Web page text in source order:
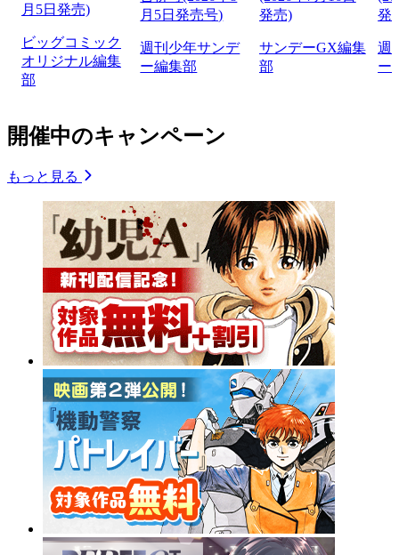
月5日発売)
ビッグコミック
オリジナル編集
部
月5日発売号)
週刊少年サンデ
ー編集部
発売)
サンデーGX編集
部
発
週
ー
開催中のキャンペーン
もっと見る